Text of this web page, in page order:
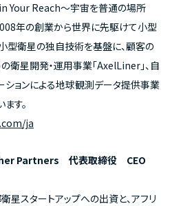
Your Reach〜宇宙を普通の場所
年の創業から世界に先駆けて小型
型衛星の独自技術を基盤に、顧客の
衛星開発・運用事業「AxelLiner」、自
ョンによる地球観測データ提供事業
す。
ja
Partners 代表取締役 CEO
星スタートアップへの出資と、アフリ